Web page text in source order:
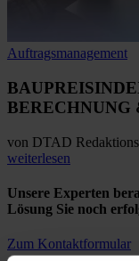
Auftragsmanagement
BERECHNUNG
von DTAD
weiterlesen
Unsere Experten
Lösung Sie noch
Zum Kontaktformular